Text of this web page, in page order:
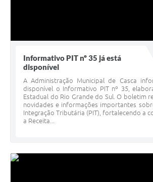
Informativo PIT nº 35 já está
disponível
A Administração Municipal de Casca
disponível o Informativo PIT nº 35,
Estadual do Rio Grande do Sul. O boletim
novidades e informações importantes
Integração Tributária (PIT), fortalecendo a
a Receita...